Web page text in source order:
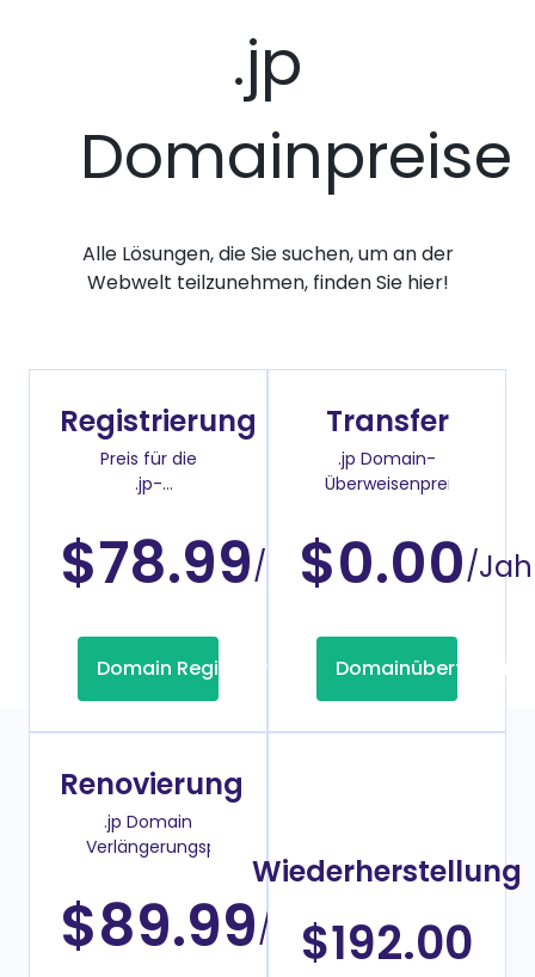
.jp
Domainpreise
Alle Lösungen, die Sie suchen, um an der
Webwelt teilzunehmen, finden Sie hier!
Registrierung
Preis für die
.jp-
$78.99/Jahr
Domain Registrierung
Transfer
.jp Domain-
Überweisenpreis
$0.00/
Domainübertragung
Renovierung
.jp Domain
Verlängerungspreis
$89.99/Jahr
Wiederherstellung
$192.00